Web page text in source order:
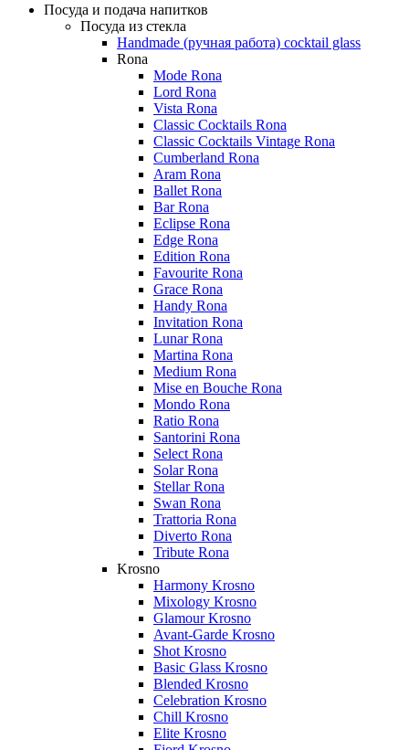
Посуда и подача напитков
Посуда из стекла
Handmade (ручная работа) cocktail glass
Rona
Mode Rona
Lord Rona
Vista Rona
Classic Cocktails Rona
Classic Cocktails Vintage Rona
Cumberland Rona
Aram Rona
Ballet Rona
Bar Rona
Eclipse Rona
Edge Rona
Edition Rona
Favourite Rona
Grace Rona
Handy Rona
Invitation Rona
Lunar Rona
Martina Rona
Medium Rona
Mise en Bouche Rona
Mondo Rona
Ratio Rona
Santorini Rona
Select Rona
Solar Rona
Stellar Rona
Swan Rona
Trattoria Rona
Diverto Rona
Tribute Rona
Krosno
Harmony Krosno
Mixology Krosno
Glamour Krosno
Avant-Garde Krosno
Shot Krosno
Basic Glass Krosno
Blended Krosno
Celebration Krosno
Chill Krosno
Elite Krosno